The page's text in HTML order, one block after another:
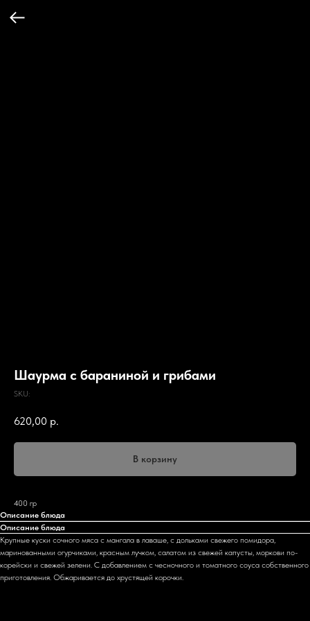
Шаурма с бараниной и грибами
SKU:
620,00 р.
В корзину
400 гр
Описание блюда
Описание блюда
Крупные куски сочного мяса с мангала в лаваше, с дольками свежего помидора,
маринованными огурчиками, красным лучком, салатом из свежей капусты, моркови по-
корейски и свежей зелени. С добавлением с чесночного и томатного соуса собственного
приготовления. Обжаривается до хрустящей корочки.